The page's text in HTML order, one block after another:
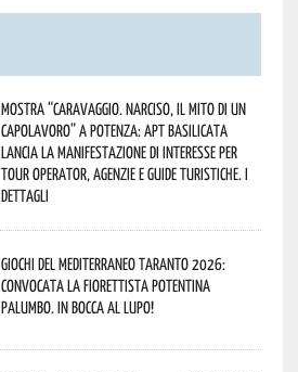
Mostra “Caravaggio. Narciso, il mito di un
capolavoro” a Potenza: APT Basilicata
lancia la manifestazione di interesse per
Tour Operator, Agenzie e Guide Turistiche. I
dettagli
Giochi del Mediterraneo Taranto 2026:
convocata la fiorettista potentina
Palumbo. In bocca al lupo!